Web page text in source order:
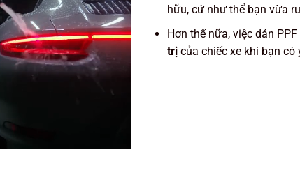
hữu, cứ như thể bạn vừa
Hơn thế nữa, việc dán
trịcủa chiếc xe khi bạn có